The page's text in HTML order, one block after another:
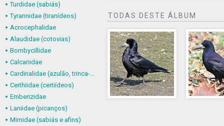
Turdidae (sabiás)
Tyrannidae (tiranídeos)
Acrocephalidae
Alaudidae (cotovias)
Bombycillidae
Calcariidae
Cardinalidae (azulão, trinca-ferro-verdadeiro e afins)
Certhiidae (certiídeos)
Emberizidae
Laniidae (picanços)
Mimidae (sabiás e afins)
TODAS DESTE ÁLBUM